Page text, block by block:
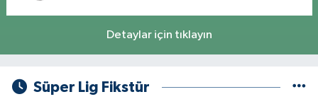
Detaylar için tıklayın
Süper Lig Fikstür